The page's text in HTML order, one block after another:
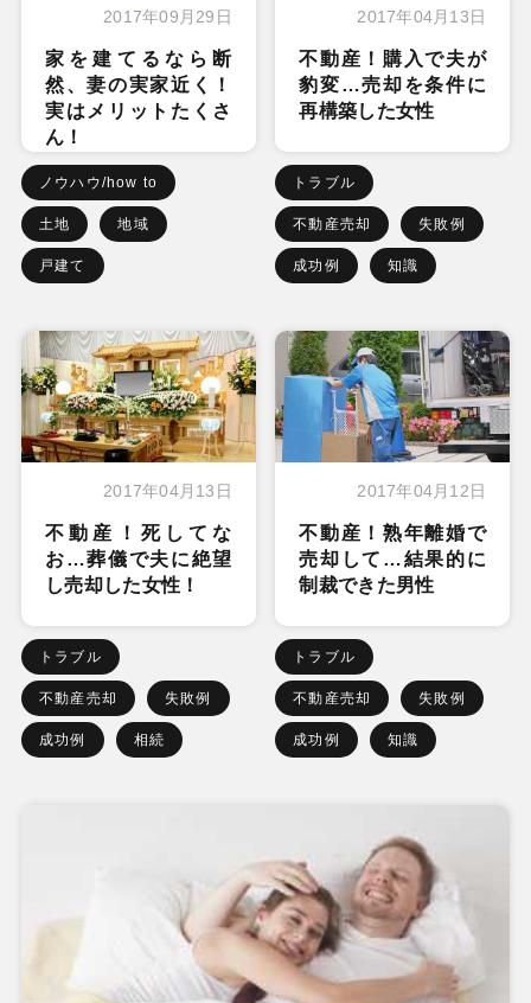
2017年09月29日
家を建てるなら断
然、妻の実家近く！
実はメリットたくさ
ん！
ノウハウ/how to
土地 地域
戸建て
2017年04月13日
不動産！購入で夫が
豹変…売却を条件に
再構築した女性
トラブル
不動産売却 失敗例
成功例 知識
2017年04月13日
不動産！死してな
お…葬儀で夫に絶望
し売却した女性！
トラブル
不動産売却 失敗例
成功例 相続
2017年04月12日
不動産！熟年離婚で
売却して…結果的に
制裁できた男性
トラブル
不動産売却 失敗例
成功例 知識